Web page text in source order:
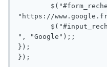
"https://
", "Google");;
});
});